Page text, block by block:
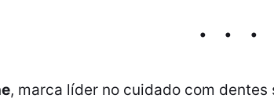
, marca líder no cuidado com